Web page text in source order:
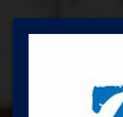
knjige